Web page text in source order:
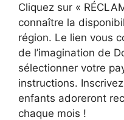
Cliquez sur «
connaître la
région. Le lien vous
de l’imagination de
sélectionner votre
instructions.
enfants adoreront
chaque mois !